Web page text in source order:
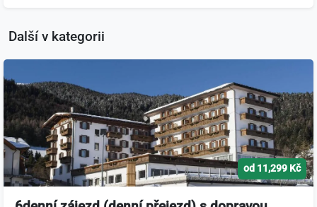
Další v kategorii
od 11,299 Kč